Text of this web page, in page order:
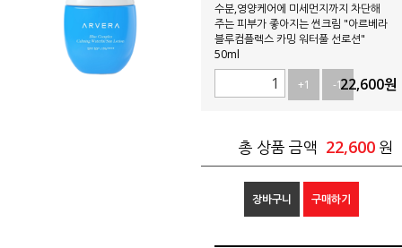
수분,영양케어에 미세먼지까지 차단해
주는 피부가 좋아지는 썬크림 "아르베라
블루컴플렉스 카밍 워터풀 선로션"
50ml
+1
-122,600원
총 상품 금액 22,600 원
장바구니 구매하기